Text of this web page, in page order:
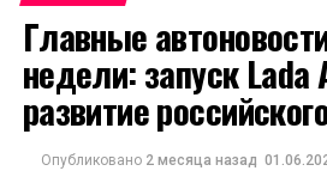
Главные
недели: запуск Lada
развитие
Опубликовано 2 месяца назад